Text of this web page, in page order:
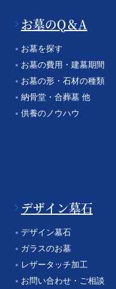
お墓のQ＆A
お墓を探す
お墓の費用・建墓期間
お墓の形・石材の種類
納骨堂・合葬墓 他
供養のノウハウ
デザイン墓石
デザイン墓石
ガラスのお墓
レザータッチ加工
お問い合わせ・ご相談